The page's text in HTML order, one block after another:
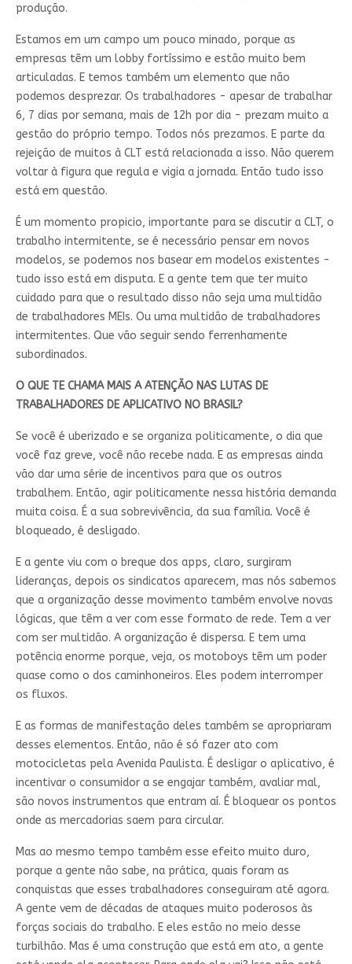
produção.
Estamos em um campo um pouco minado, porque as
empresas têm um lobby fortíssimo e estão muito bem
articuladas. E temos também um elemento que não
podemos desprezar. Os trabalhadores - apesar de trabalhar
6, 7 dias por semana, mais de 12h por dia - prezam muito a
gestão do próprio tempo. Todos nós prezamos. E parte da
rejeição de muitos à CLT está relacionada a isso. Não querem
voltar à figura que regula e vigia a jornada. Então tudo isso
está em questão.
É um momento propicio, importante para se discutir a CLT, o
trabalho intermitente, se é necessário pensar em novos
modelos, se podemos nos basear em modelos existentes -
tudo isso está em disputa. E a gente tem que ter muito
cuidado para que o resultado disso não seja uma multidão
de trabalhadores MEIs. Ou uma multidão de trabalhadores
intermitentes. Que vão seguir sendo ferrenhamente
subordinados.
O QUE TE CHAMA MAIS A ATENÇÃO NAS LUTAS DE
TRABALHADORES DE APLICATIVO NO BRASIL?
Se você é uberizado e se organiza politicamente, o dia que
você faz greve, você não recebe nada. E as empresas ainda
vão dar uma série de incentivos para que os outros
trabalhem. Então, agir politicamente nessa história demanda
muita coisa. É a sua sobrevivência, da sua família. Você é
bloqueado, é desligado.
E a gente viu com o breque dos apps, claro, surgiram
lideranças, depois os sindicatos aparecem, mas nós sabemos
que a organização desse movimento também envolve novas
lógicas, que têm a ver com esse formato de rede. Tem a ver
com ser multidão. A organização é dispersa. E tem uma
potência enorme porque, veja, os motoboys têm um poder
quase como o dos caminhoneiros. Eles podem interromper
os fluxos.
E as formas de manifestação deles também se apropriaram
desses elementos. Então, não é só fazer ato com
motocicletas pela Avenida Paulista. É desligar o aplicativo, é
incentivar o consumidor a se engajar também, avaliar mal,
são novos instrumentos que entram aí. É bloquear os pontos
onde as mercadorias saem para circular.
Mas ao mesmo tempo também esse efeito muito duro,
porque a gente não sabe, na prática, quais foram as
conquistas que esses trabalhadores conseguiram até agora.
A gente vem de décadas de ataques muito poderosos às
forças sociais do trabalho. E eles estão no meio desse
turbilhão. Mas é uma construção que está em ato, a gente